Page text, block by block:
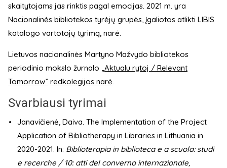
skaitytojams jas rinktis pagal emocijas. 2021 m. yra
Nacionalinės bibliotekos tyrėjų grupės, įgaliotos atlikti LIBIS
katalogo vartotojų tyrimą, narė.
Lietuvos nacionalinės Martyno Mažvydo bibliotekos
periodinio mokslo žurnalo „Aktualu rytoj / Relevant
Tomorrow” redkolegijos narė
Svarbiausi tyrimai
Janavičienė, Daiva. The Implementation of the Project
Application of Bibliotherapy in Libraries in Lithuania in
2020-2021. In: Biblioterapia in biblioteca e a scuola: studi
e recerche / 10: atti del converno internazionale,